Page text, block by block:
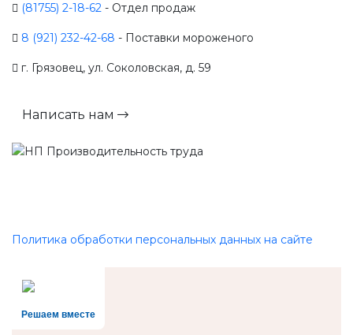
(81755) 2-18-62 - Отдел продаж
8 (921) 232-42-68 - Поставки мороженого
г. Грязовец, ул. Соколовская, д. 59
Написать нам
Политика обработки персональных данных на сайте
Решаем вместе